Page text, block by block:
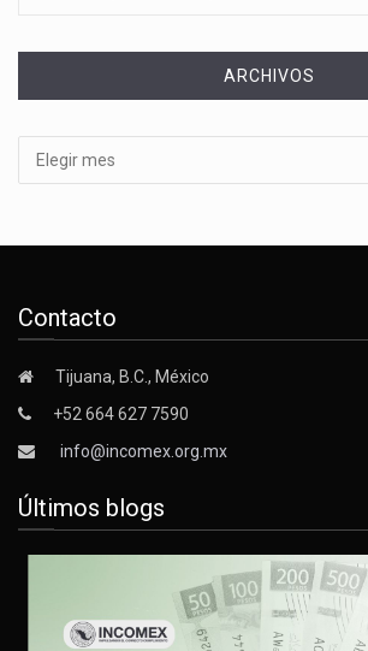
ARCHIVOS
Contacto
Tijuana, B.C., México
+52 664 627 7590
info@incomex.org.mx
Últimos blogs